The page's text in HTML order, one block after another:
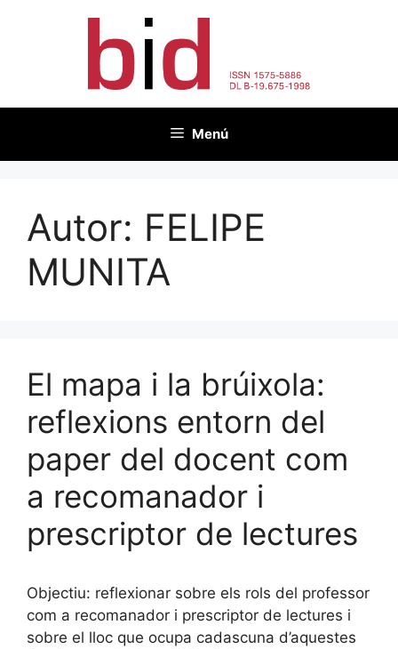
Menú
Autor: FELIPE
MUNITA
El mapa i la brúixola:
reflexions entorn del
paper del docent com
a recomanador i
prescriptor de lectures
Objectiu: reflexionar sobre els rols del professor
com a recomanador i prescriptor de lectures i
sobre el lloc que ocupa cadascuna d’aquestes